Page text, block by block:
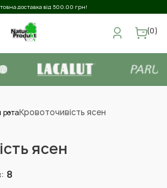
доставка від 500.00 грн!
(0)
ротаКровоточивість ясен
ясен
8